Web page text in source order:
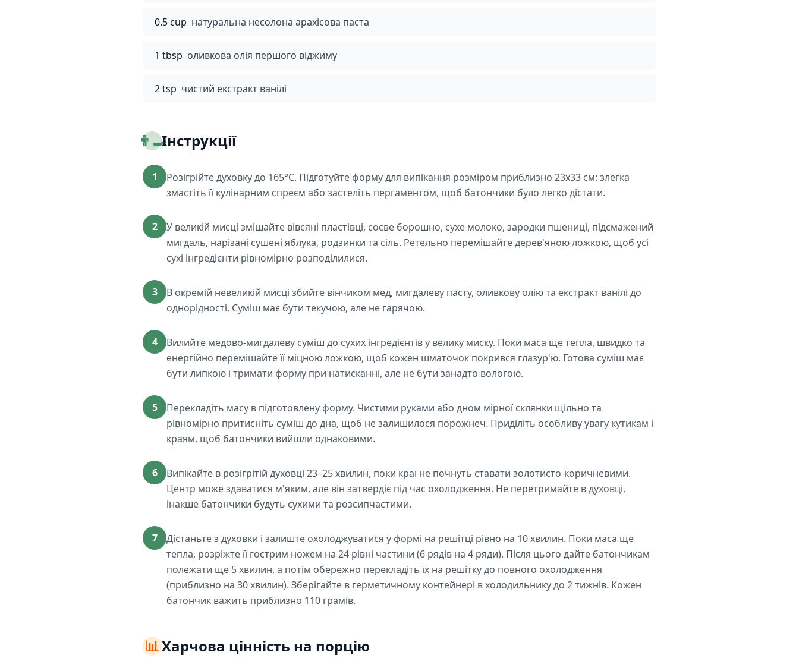
0.5 cup натуральна несолона арахісова паста
1 tbsp оливкова олія першого віджиму
2 tsp чистий екстракт ванілі
👨‍🍳Інструкції
1
Розігрійте духовку до 165°C. Підготуйте форму для випікання розміром приблизно 23х33 см: злегка
змастіть її кулінарним спреєм або застеліть пергаментом, щоб батончики було легко дістати.
2
У великій мисці змішайте вівсяні пластівці, соєве борошно, сухе молоко, зародки пшениці, підсмажений
мигдаль, нарізані сушені яблука, родзинки та сіль. Ретельно перемішайте дерев'яною ложкою, щоб усі
сухі інгредієнти рівномірно розподілилися.
3
В окремій невеликій мисці збийте вінчиком мед, мигдалеву пасту, оливкову олію та екстракт ванілі до
однорідності. Суміш має бути текучою, але не гарячою.
4
Вилийте медово-мигдалеву суміш до сухих інгредієнтів у велику миску. Поки маса ще тепла, швидко та
енергійно перемішайте її міцною ложкою, щоб кожен шматочок покрився глазур'ю. Готова суміш має
бути липкою і тримати форму при натисканні, але не бути занадто вологою.
5
Перекладіть масу в підготовлену форму. Чистими руками або дном мірної склянки щільно та
рівномірно притисніть суміш до дна, щоб не залишилося порожнеч. Приділіть особливу увагу кутикам і
краям, щоб батончики вийшли однаковими.
6
Випікайте в розігрітій духовці 23–25 хвилин, поки краї не почнуть ставати золотисто-коричневими.
Центр може здаватися м'яким, але він затвердіє під час охолодження. Не перетримайте в духовці,
інакше батончики будуть сухими та розсипчастими.
7
Дістаньте з духовки і залиште охолоджуватися у формі на решітці рівно на 10 хвилин. Поки маса ще
тепла, розріжте її гострим ножем на 24 рівні частини (6 рядів на 4 ряди). Після цього дайте батончикам
полежати ще 5 хвилин, а потім обережно перекладіть їх на решітку до повного охолодження
(приблизно на 30 хвилин). Зберігайте в герметичному контейнері в холодильнику до 2 тижнів. Кожен
батончик важить приблизно 110 грамів.
📊Харчова цінність на порцію